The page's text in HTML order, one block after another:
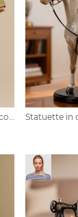
Targa in legno personalizzata con ritratto di tirannosauro rex